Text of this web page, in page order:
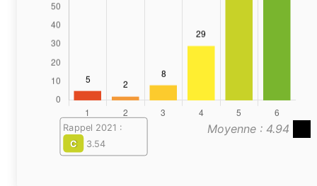
Moyenne : 4.94
Rappel 2021 :
C
3.54